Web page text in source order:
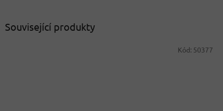
Související produkty
Kód: 50377